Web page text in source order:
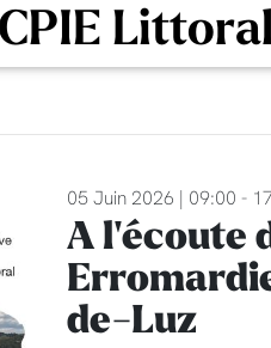
CPIE
05 Juin 2026 | 09:00 -
A l'écoute
de-Luz